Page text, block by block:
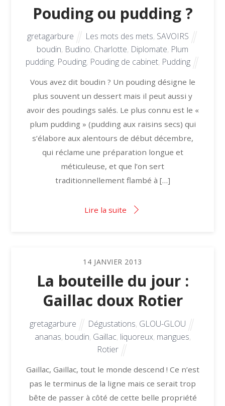
Pouding ou pudding ?
gretagarbure Les mots des mets, SAVOIRS
boudin, Budino, Charlotte, Diplomate, Plum
pudding, Pouding, Pouding de cabinet, Pudding
Vous avez dit boudin ? Un pouding désigne le
plus souvent un dessert mais il peut aussi y
avoir des poudings salés. Le plus connu est le «
plum pudding » (pudding aux raisins secs) qui
s’élabore aux alentours de début décembre,
qui réclame une préparation longue et
méticuleuse, et que l’on sert
traditionnellement flambé à […]
Lire la suite
14 JANVIER 2013
La bouteille du jour :
Gaillac doux Rotier
gretagarbure Dégustations, GLOU-GLOU
ananas, boudin, Gaillac, liquoreux, mangues,
Rotier
Gaillac, Gaillac, tout le monde descend ! Ce n’est
pas le terminus de la ligne mais ce serait trop
bête de passer à côté de cette belle propriété